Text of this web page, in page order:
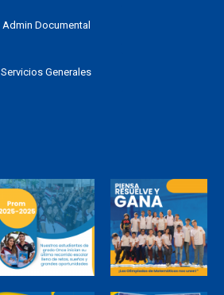
Admin Documental
Servicios Generales